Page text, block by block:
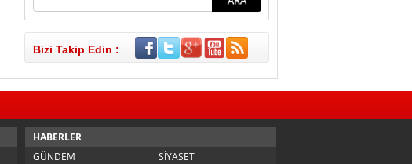
Bizi Takip Edin :
HABERLER
GÜNDEM
SİYASET